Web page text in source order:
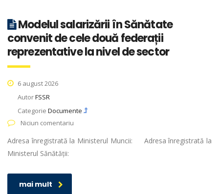
Modelul salarizării în Sănătate
convenit de cele două federații
reprezentative la nivel de sector
6 august 2026
AutorFSSR
Categorie Documente
Niciun comentariu
Adresa înregistrată la Ministerul Muncii: Adresa înregistrată la
Ministerul Sănătății:
mai mult